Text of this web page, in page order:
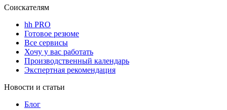
Соискателям
hh PRO
Готовое резюме
Все сервисы
Хочу у вас работать
Производственный календарь
Экспертная рекомендация
Новости и статьи
Блог